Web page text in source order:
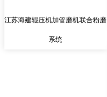
江苏海建辊压机加管磨机联合粉磨
系统